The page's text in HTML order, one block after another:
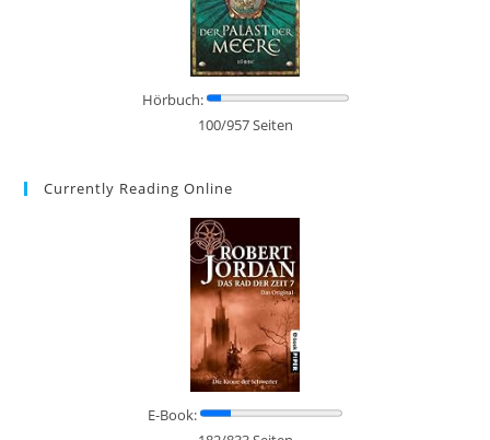
Hörbuch:
100/957 Seiten
Currently Reading Online
E-Book: